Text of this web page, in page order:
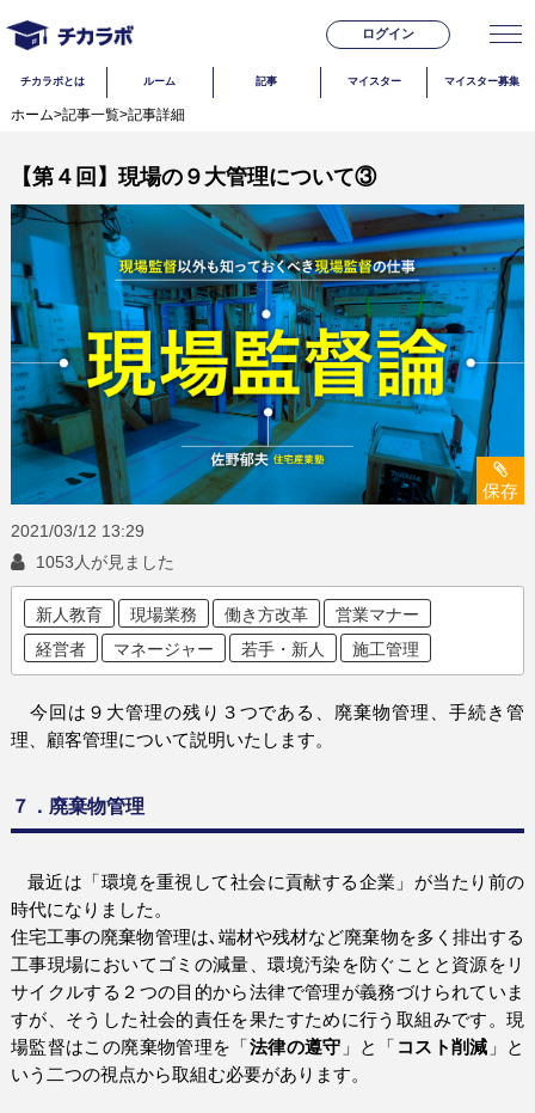
ログイン
チカラボとは ルーム 記事 マイスター マイスター募集
ホーム>記事一覧>記事詳細
【第４回】現場の９大管理について③
保存
2021/03/12 13:29
1053人が見ました
新人教育 現場業務 働き方改革
営業マナー
経営者
マネージャー 若手・新人 施工管理
今回は９大管理の残り３つである、廃棄物管理、手続き管
理、顧客管理について説明いたします。
７．廃棄物管理
最近は「環境を重視して社会に貢献する企業」が当たり前の
時代になりました。
住宅工事の廃棄物管理は､端材や残材など廃棄物を多く排出する
工事現場においてゴミの減量、環境汚染を防ぐことと資源をリ
サイクルする２つの目的から法律で管理が義務づけられていま
すが、そうした社会的責任を果たすために行う取組みです。現
場監督はこの廃棄物管理を「 法律の遵守 」と「 コスト削減 」と
いう二つの視点から取組む必要があります。